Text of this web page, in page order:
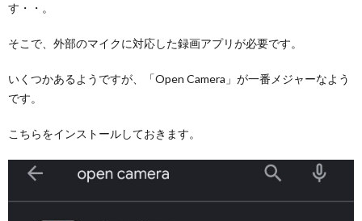
す・・。
そこで、外部のマイクに対応した録画アプリが必要です。
いくつかあるようですが、「Open Camera」が一番メジャーなよう
です。
こちらをインストールしておきます。